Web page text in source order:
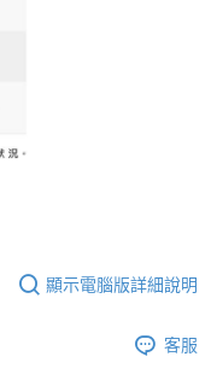
顯示電腦版詳細說明
客服